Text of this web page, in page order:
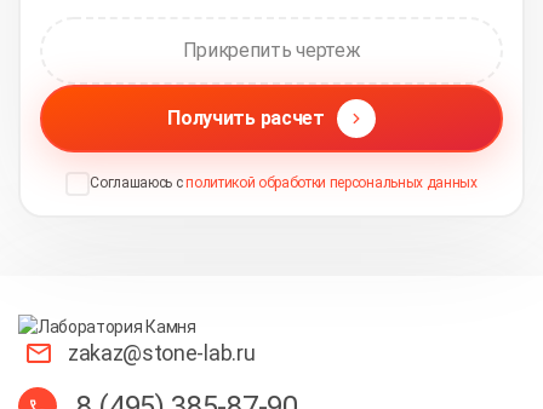
Прикрепить чертеж
Получить расчет
Соглашаюсь сполитикой обработки персональных данных
zakaz@stone-lab.ru